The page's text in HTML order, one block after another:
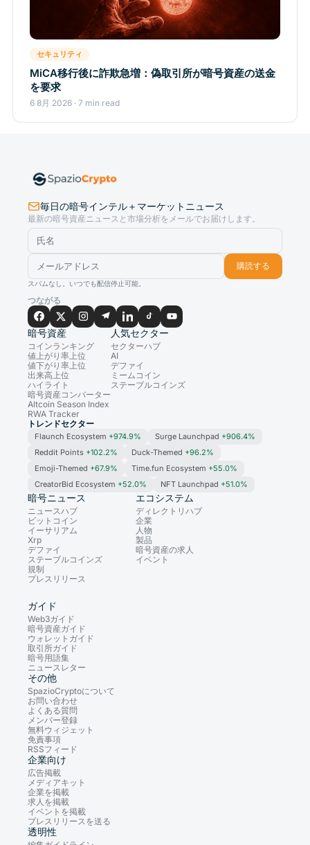
セキュリティ
MiCA移行後に詐欺急増：偽取引所が暗号資産の送金
を要求
6 8月 2026 · 7 min read
毎日の暗号インテル＋マーケットニュース
最新の暗号資産ニュースと市場分析をメールでお届けします。
購読する
スパムなし。いつでも配信停止可能。
つながる
暗号資産
コインランキング
値上がり率上位
値下がり率上位
出来高上位
ハイライト
暗号資産コンバーター
Altcoin Season Index
RWA Tracker
人気セクター
セクターハブ
AI
デファイ
ミームコイン
ステーブルコインズ
トレンドセクター
Flaunch Ecosystem +974.9% Surge Launchpad +906.4%
Reddit Points +102.2% Duck-Themed +96.2%
Emoji-Themed +67.9% Time.fun Ecosystem +55.0%
CreatorBid Ecosystem +52.0% NFT Launchpad +51.0%
暗号ニュース
ニュースハブ
ビットコイン
イーサリアム
Xrp
デファイ
ステーブルコインズ
規制
プレスリリース
エコシステム
ディレクトリハブ
企業
人物
製品
暗号資産の求人
イベント
ガイド
Web3ガイド
暗号資産ガイド
ウォレットガイド
取引所ガイド
暗号用語集
ニュースレター
その他
SpazioCryptoについて
お問い合わせ
よくある質問
メンバー登録
無料ウィジェット
免責事項
RSSフィード
企業向け
広告掲載
メディアキット
企業を掲載
求人を掲載
イベントを掲載
プレスリリースを送る
透明性